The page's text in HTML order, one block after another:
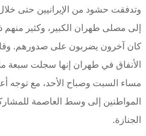
وتدفقت حشود من الإيرانيين حتى
إلى مصلى طهران الكبير، وكثير منهم
كان آخرون يضربون على صدورهم.
الأنفاق في طهران إنها سجلت سبعة
مساء السبت وصباح الأحد، مع توجه
المواطنين إلى وسط العاصمة
الجنازة.